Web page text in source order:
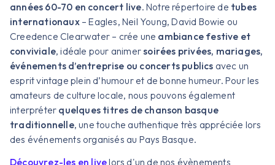
années 60-70 en concert live. Notre répertoire de tubes
internationaux– Eagles, Neil Young, David Bowie ou
Creedence Clearwater – crée une ambiance festive et
conviviale, idéale pour animersoirées privées, mariages,
événements d’entreprise ou concerts publics avec un
esprit vintage plein d’humour et de bonne humeur. Pour les
amateurs de culture locale, nous pouvons également
interpréter quelques titres de chanson basque
traditionnelle, une touche authentique très appréciée lors
des événements organisés au Pays Basque.
Découvrez-les en livelors d'un de nos évènements